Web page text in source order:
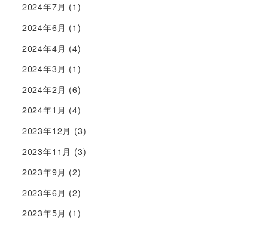
2024年7月 (1)
2024年6月 (1)
2024年4月 (4)
2024年3月 (1)
2024年2月 (6)
2024年1月 (4)
2023年12月 (3)
2023年11月 (3)
2023年9月 (2)
2023年6月 (2)
2023年5月 (1)